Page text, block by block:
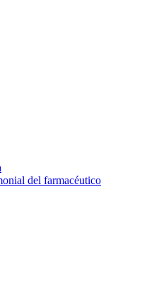
del farmacéutico